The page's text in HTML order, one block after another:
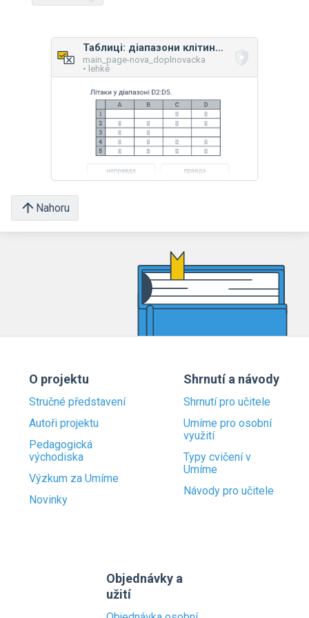
Таблиці: діапазони клітинок
main_page-nova_doplnovacka
• lehké
Nahoru
O projektu
Stručné představení
Autoři projektu
Pedagogická
východiska
Výzkum za Umíme
Novinky
Shrnutí a návody
Shrnutí pro učitele
Umíme pro osobní
využití
Typy cvičení v
Umíme
Návody pro učitele
Objednávky a
užití